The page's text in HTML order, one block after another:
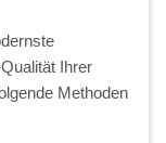
Ihrer
Methoden